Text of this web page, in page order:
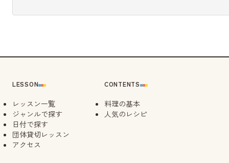
LESSON
レッスン一覧
ジャンルで探す
日付で探す
団体貸切レッスン
アクセス
CONTENTS
料理の基本
人気のレシピ